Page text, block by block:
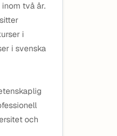
två år.
i
i svenska
och